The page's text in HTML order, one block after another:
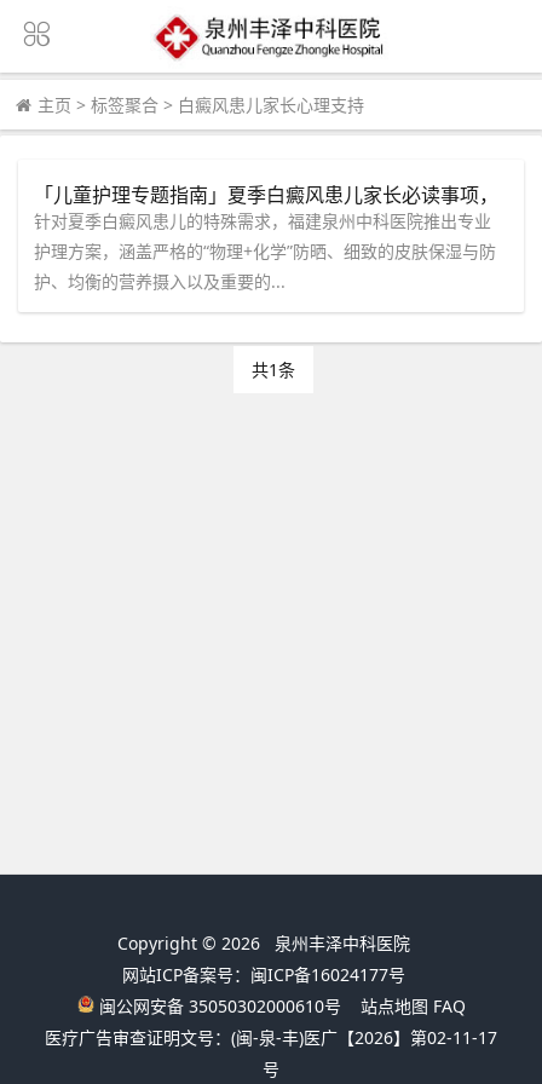
主页 > 标签聚合 > 白癜风患儿家长心理支持
「儿童护理专题指南」夏季白癜风患儿家长必读事项，
福建泉州中科医院专业护理方案全公开！
针对夏季白癜风患儿的特殊需求，福建泉州中科医院推出专业
护理方案，涵盖严格的“物理+化学”防晒、细致的皮肤保湿与防
护、均衡的营养摄入以及重要的...
共1条
Copyright © 2026 泉州丰泽中科医院
网站ICP备案号：闽ICP备16024177号
闽公网安备 35050302000610号
站点地图 FAQ
医疗广告审查证明文号：(闽-泉-丰)医广【2026】第02-11-17
号